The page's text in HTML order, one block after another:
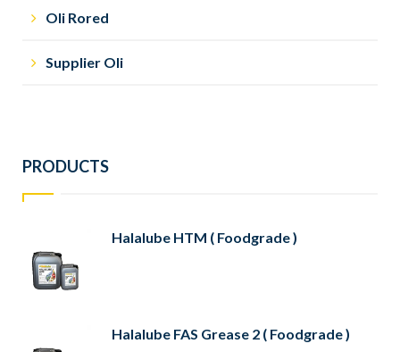
Oli Rored
Supplier Oli
PRODUCTS
Halalube HTM ( Foodgrade )
Halalube FAS Grease 2 ( Foodgrade )